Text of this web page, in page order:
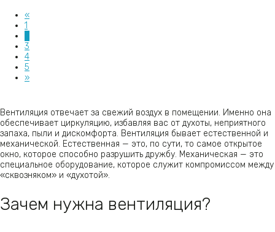
«
1
3
4
5
»
Вентиляция отвечает за свежий воздух в помещении. Именно она
обеспечивает циркуляцию, избавляя вас от духоты, неприятного
запаха, пыли и дискомфорта. Вентиляция бывает естественной и
механической. Естественная — это, по сути, то самое открытое
окно, которое способно разрушить дружбу. Механическая — это
специальное оборудование, которое служит компромиссом между
«сквозняком» и «духотой».
Зачем нужна вентиляция?